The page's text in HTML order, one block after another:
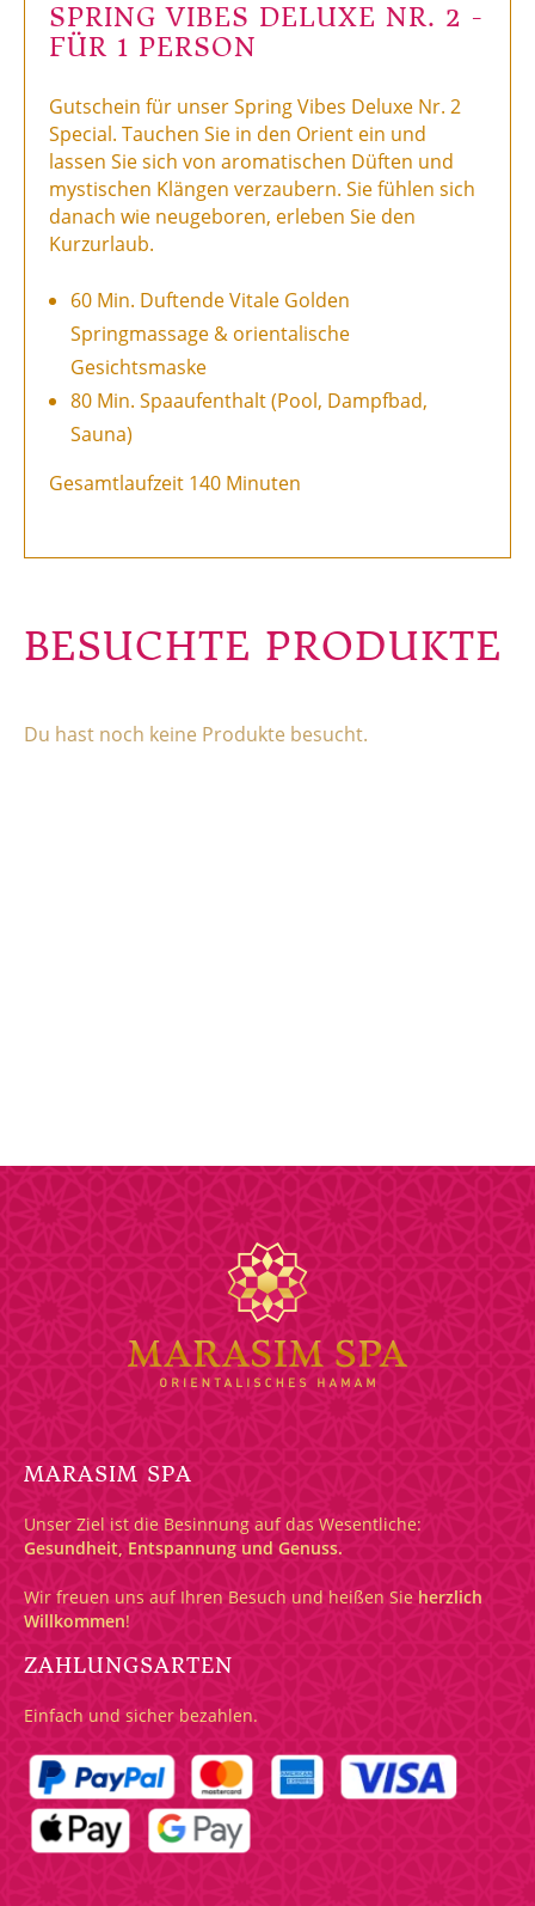
SPRING VIBES DELUXE NR. 2 -
FÜR 1 PERSON
Gutschein für unser Spring Vibes Deluxe Nr. 2
Special. Tauchen Sie in den Orient ein und
lassen Sie sich von aromatischen Düften und
mystischen Klängen verzaubern. Sie fühlen sich
danach wie neugeboren, erleben Sie den
Kurzurlaub.
60 Min. Duftende Vitale Golden
Springmassage & orientalische
Gesichtsmaske
80 Min. Spaaufenthalt (Pool, Dampfbad,
Sauna)
Gesamtlaufzeit 140 Minuten
BESUCHTE PRODUKTE
Du hast noch keine Produkte besucht.
MARASIM SPA
Unser Ziel ist die Besinnung auf das Wesentliche:
Gesundheit, Entspannung und Genuss.
Wir freuen uns auf Ihren Besuch und heißen Sie herzlich
Willkommen!
ZAHLUNGSARTEN
Einfach und sicher bezahlen.